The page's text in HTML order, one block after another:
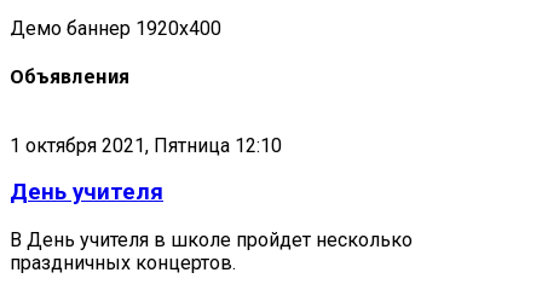
Демо баннер 1920х400
Объявления
1 октября 2021, Пятница 12:10
День учителя
В День учителя в школе пройдет несколько
праздничных концертов.